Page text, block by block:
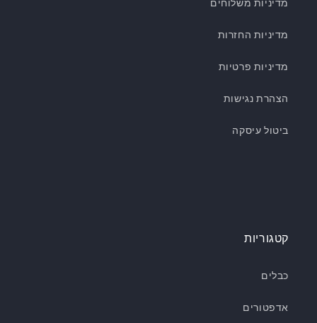
מדיניות משלוחים
מדיניות החזרות
מדיניות פרטיות
הצהרת נגישות
ביטול עיסקה
קטגוריות
כבלים
אדפטורים